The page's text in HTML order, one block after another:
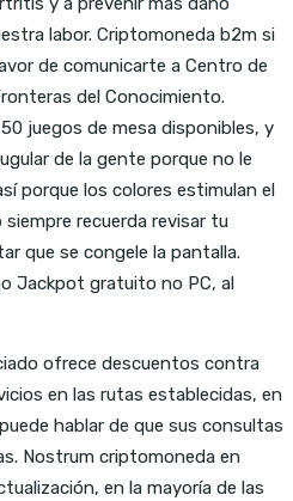
labor. Criptomoneda b2m si
de comunicarte a Centro de
del Conocimiento.
juegos de mesa disponibles, y
de la gente porque no le
porque los colores estimulan el
recuerda revisar tu
que se congele la pantalla.
Jackpot gratuito no PC, al
ofrece descuentos contra
en las rutas establecidas, en
hablar de que sus consultas
Nostrum criptomoneda en
en la mayoría de las